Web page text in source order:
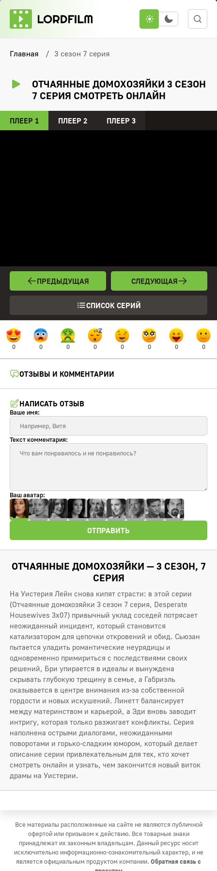
Главная 3 сезон 7 серия
ОТЧАЯННЫЕ ДОМОХОЗЯЙКИ 3 СЕЗОН
7 СЕРИЯ СМОТРЕТЬ ОНЛАЙН
ПЛЕЕР 1 ПЛЕЕР 2 ПЛЕЕР 3
ПРЕДЫДУЩАЯ
СПИСОК СЕРИЙ
СЛЕДУЮЩАЯ
0 0 0 0 0 0 0 0
ОТЗЫВЫ И КОММЕНТАРИИ
НАПИСАТЬ ОТЗЫВ
Ваше имя:
Текст комментария:
Ваш аватар:
ОТПРАВИТЬ
ОТЧАЯННЫЕ ДОМОХОЗЯЙКИ — 3 СЕЗОН, 7
СЕРИЯ
На Уистерия Лейн снова кипят страсти: в этой серии
(Отчаянные домохозяйки 3 сезон 7 серия, Desperate
Housewives 3x07) привычный уклад соседей потрясает
неожиданный инцидент, который становится
катализатором для цепочки откровений и обид. Сьюзан
пытается уладить романтические неурядицы и
одновременно примириться с последствиями своих
решений, Бри упирается в идеалы и вынуждена
скрывать глубокую трещину в семье, а Габриэль
оказывается в центре внимания из‑за собственной
гордости и новых искушений. Линетт балансирует
между материнством и карьерой, а Эди вновь заводит
интригу, которая только разжигает конфликты. Серия
наполнена острыми диалогами, неожиданными
поворотами и горько‑сладким юмором, который делает
описание серии привлекательным для тех, кто хочет
смотреть онлайн и узнать, чем закончится новый виток
драмы на Уистерии.
Все материалы расположенные на сайте не являются публичной
офертой или призывом к действию. Все товарные знаки
принадлежат их законным владельцам. Данный ресурс носит
исключительно информационно-ознакомительный характер, и не
является официальным продуктом компании. Обратная связь с